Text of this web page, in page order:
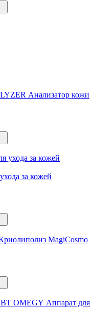
Анализатор кожи
за кожей
MagiCosmo
Аппарат для